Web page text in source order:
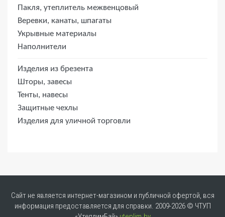
Пакля, утеплитель межвенцовый
Веревки, канаты, шпагаты
Укрывные материалы
Наполнители
Изделия из брезента
Шторы, завесы
Тенты, навесы
Защитные чехлы
Изделия для уличной торговли
Сайт не является интернет-магазином и публичной офертой, вся
информация предоставляется для справки. 2009-2026 © ЧТУП